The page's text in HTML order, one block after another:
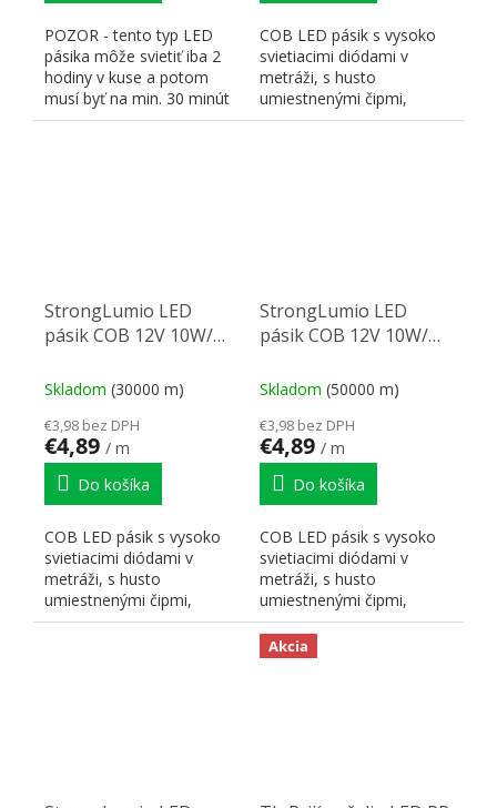
POZOR - tento typ LED
pásika môže svietiť iba 2
hodiny v kuse a potom
musí byť na min. 30 minút
vypnutý, inak môže...
COB LED pásik s vysoko
svietiacimi diódami v
metráži, s husto
umiestnenými čipmi,
zaisťujúcimi súvislú líniu,
StrongLumio LED
pásik COB 12V 10W/m
biela teplá
Skladom (30000 m)
€3,98 bez DPH
€4,89 / m
Do košíka
COB LED pásik s vysoko
svietiacimi diódami v
metráži, s husto
umiestnenými čipmi,
zaisťujúcimi súvislú líniu,
StrongLumio LED
pásik COB 12V 10W/m
biela neutrální
Skladom (50000 m)
€3,98 bez DPH
€4,89 / m
Do košíka
COB LED pásik s vysoko
svietiacimi diódami v
metráži, s husto
umiestnenými čipmi,
zaisťujúcimi súvislú líniu,
farba...
Akcia